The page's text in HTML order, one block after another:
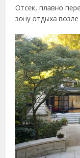
Отсек, плавно
зону отдыха возле